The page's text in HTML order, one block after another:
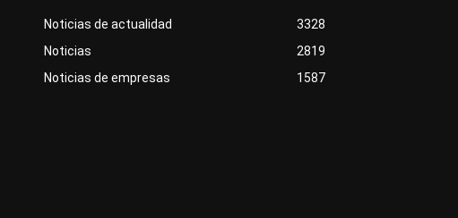
Noticias de actualidad
3328
Noticias
2819
Noticias de empresas
1587